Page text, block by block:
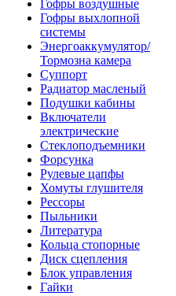
Гофры воздушные
Гофры выхлопной
системы
Энергоаккумулятор/
Тормозна камера
Суппорт
Радиатор масленый
Подушки кабины
Включатели
электрические
Стеклоподъемники
Форсунка
Рулевые цапфы
Хомуты глушителя
Рессоры
Пыльники
Литература
Кольца стопорные
Диск сцепления
Блок управления
Гайки